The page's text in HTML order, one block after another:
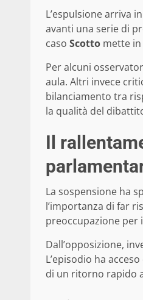
L’espulsione arriva
avanti una serie di
caso Scotto mette
Per alcuni
aula. Altri invece
bilanciamento tra
la qualità del
Il
La sospensione ha
l’importanza di far
preoccupazione per
Dall’opposizione,
L’episodio ha
di un ritorno rapido